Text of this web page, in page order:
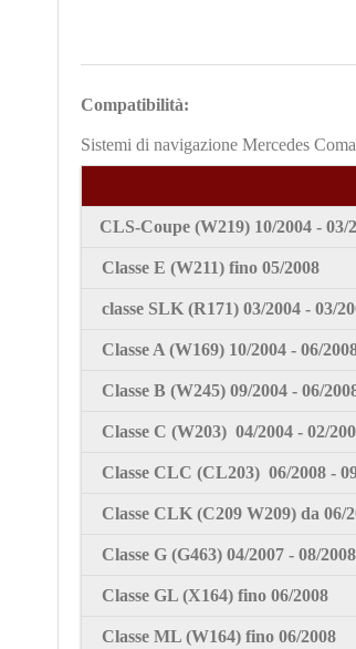
Compatibilità:
Sistemi di navigazione Mercedes
CLS-Coupe (W219) 10/2004 - 03/
Classe E (W211) fino 05/2008
classe SLK (R171) 03/2004 - 03/
Classe A (W169) 10/2004 - 06/
Classe B (W245) 09/2004 - 06/
Classe C (W203) 04/2004 - 02/
Classe CLC (CL203) 06/2008 -
Classe CLK (C209 W209) da 06/
Classe G (G463) 04/2007 - 08/2008
Classe GL (X164) fino 06/2008
Classe ML (W164) fino 06/2008